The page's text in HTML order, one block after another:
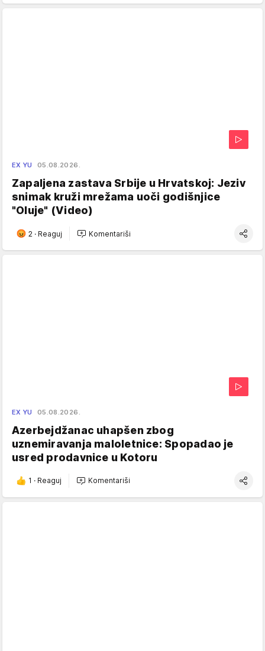
EX YU 05.08.2026.
Zapaljena zastava Srbije u Hrvatskoj: Jeziv
snimak kruži mrežama uoči godišnjice
"Oluje" (Video)
2 · Reaguj Komentariši
EX YU 05.08.2026.
Azerbejdžanac uhapšen zbog
uznemiravanja maloletnice: Spopadao je
usred prodavnice u Kotoru
1 · Reaguj Komentariši